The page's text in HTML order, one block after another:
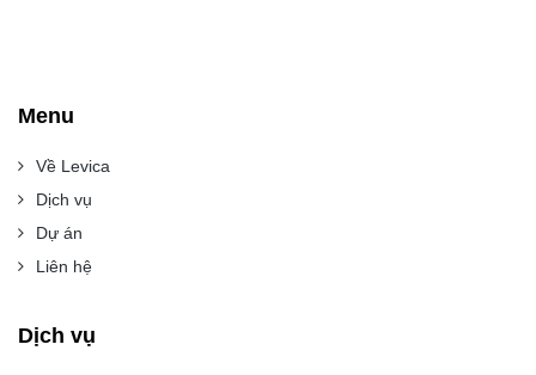
Menu
Về Levica
Dịch vụ
Dự án
Liên hệ
Dịch vụ